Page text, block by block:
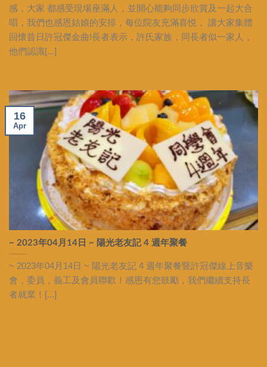
感，大家 都感受現場座滿人，並開心能夠同步欣賞及一起大合
唱，我們也感恩姑娘的安排，每位院友充滿喜悦， 讓大家集體
回懷昔日許冠傑金曲!長者表示，許氏家族，同長者似一家人，
他們認識[...]
~ 2023年04月14日 ~ 陽光老友記 4 週年聚餐
~ 2023年04月14日 ~ 陽光老友記 4 週年聚餐暨許冠傑線上音樂
會，委員，義工及會員聯歡！感恩有您鼓勵，我們繼續支持長
者就業！[...]
16
Apr